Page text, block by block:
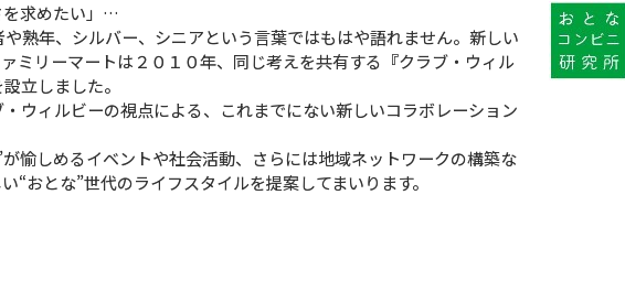
を求めたい」…
熟年、シルバー、シニアという言葉ではもはや語れません。新しい
ミリーマートは２０１０年、同じ考えを共有する『クラブ・ウィル
立しました。
ウィルビーの視点による、これまでにない新しいコラボレーション
愉しめるイベントや社会活動、さらには地域ネットワークの構築な
おとな”世代のライフスタイルを提案してまいります。